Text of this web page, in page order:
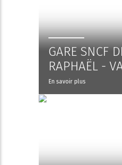
GARE SNCF
RAPHAËL -
En savoir plus